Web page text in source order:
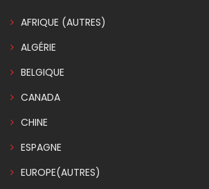
AFRIQUE (AUTRES)
ALGÉRIE
BELGIQUE
CANADA
CHINE
ESPAGNE
EUROPE(AUTRES)